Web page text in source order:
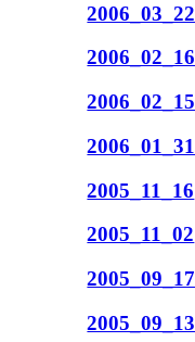
2006_03_22
2006_02_16
2006_02_15
2006_01_31
2005_11_16
2005_11_02
2005_09_17
2005_09_13